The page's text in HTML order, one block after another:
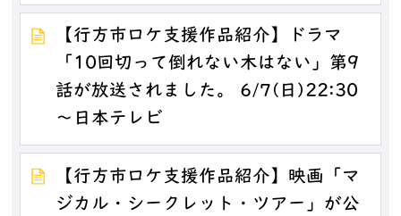
【行方市ロケ支援作品紹介】ドラマ
「10回切って倒れない木はない」第9
話が放送されました。 6/7(日)22:30
～日本テレビ
【行方市ロケ支援作品紹介】映画「マ
ジカル・シークレット・ツアー」が公